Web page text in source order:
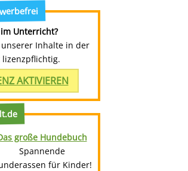
Unterricht?
Inhalte in der
lizenzpflichtig.
AKTIVIEREN
große Hundebuch
Spannende
für Kinder!